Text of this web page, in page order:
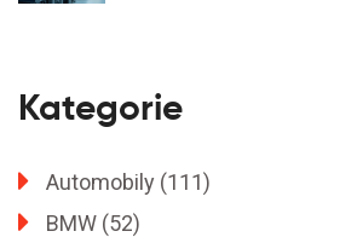
Kategorie
Automobily (111)
BMW (52)